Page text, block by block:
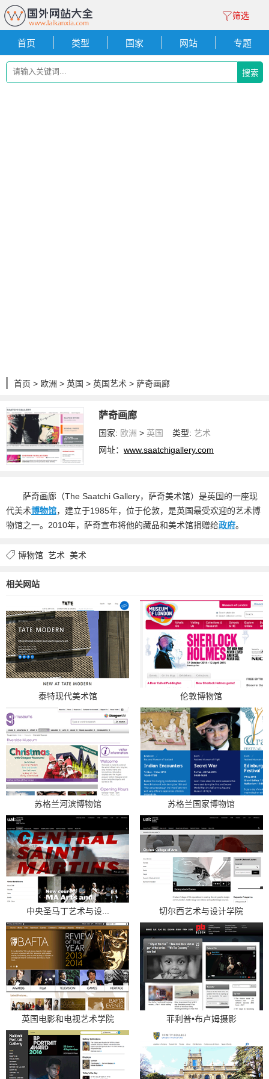
筛选
首页 类型 国家 网站 专题
搜索
首页 > 欧洲 > 英国 > 英国艺术 > 萨奇画廊
萨奇画廊
国家: 欧洲 > 英国 类型: 艺术
网址：www.saatchigallery.com
萨奇画廊（The Saatchi Gallery，萨奇美术馆）是英国的一座现
代美术博物馆，建立于1985年，位于伦敦，是英国最受欢迎的艺术博
物馆之一。2010年，萨奇宣布将他的藏品和美术馆捐赠给政府。
博物馆 艺术 美术
相关网站
泰特现代美术馆 伦敦博物馆
苏格兰河滨博物馆 苏格兰国家博物馆
中央圣马丁艺术与设... 切尔西艺术与设计学院
英国电影和电视艺术学院 菲利普•布卢姆摄影